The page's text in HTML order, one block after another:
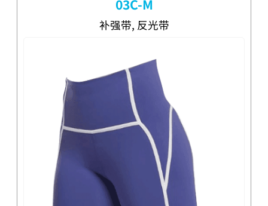
03C-M
补强带, 反光带